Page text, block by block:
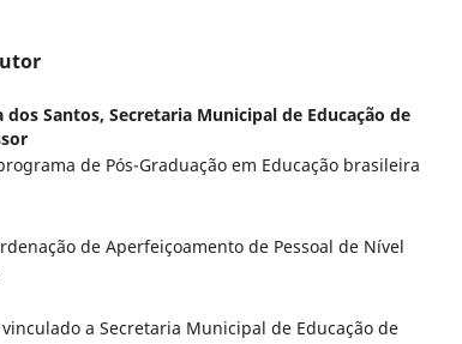
dos Santos, Secretaria Municipal de Educação de
de Pós-Graduação em Educação brasileira
de Aperfeiçoamento de Pessoal de Nível
a Secretaria Municipal de Educação de